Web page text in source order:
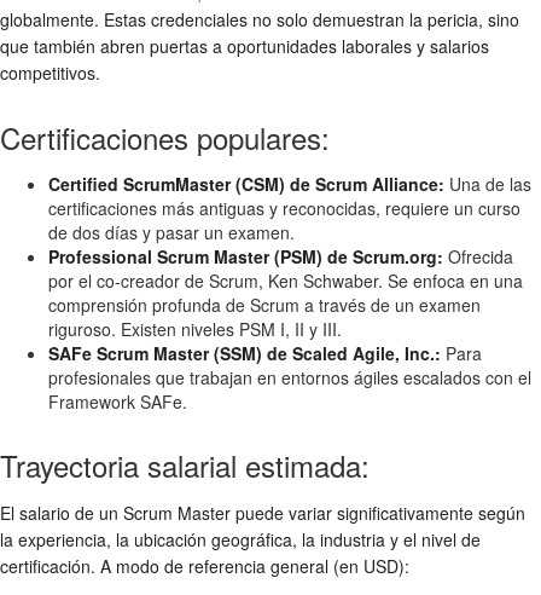
globalmente. Estas credenciales no solo demuestran la pericia, sino
que también abren puertas a oportunidades laborales y salarios
competitivos.
Certificaciones populares:
Certified ScrumMaster (CSM) de Scrum Alliance: Una de las
certificaciones más antiguas y reconocidas, requiere un curso
de dos días y pasar un examen.
Professional Scrum Master (PSM) de Scrum.org: Ofrecida
por el co-creador de Scrum, Ken Schwaber. Se enfoca en una
comprensión profunda de Scrum a través de un examen
riguroso. Existen niveles PSM I, II y III.
SAFe Scrum Master (SSM) de Scaled Agile, Inc.: Para
profesionales que trabajan en entornos ágiles escalados con el
Framework SAFe.
Trayectoria salarial estimada:
El salario de un Scrum Master puede variar significativamente según
la experiencia, la ubicación geográfica, la industria y el nivel de
certificación. A modo de referencia general (en USD):